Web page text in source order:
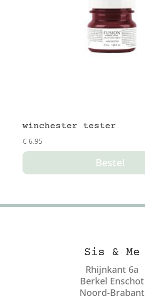
winchester tester
€6,95
Bestel
Sis & Me
Rhijnkant 6a
Berkel Enschot
Noord-Brabant